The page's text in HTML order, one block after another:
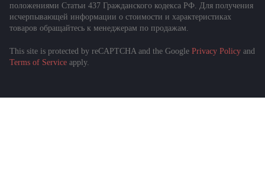
положениями Статьи 437 Гражданского кодекса РФ. Для получения
исчерпывающей информации о стоимости и характеристиках
товаров обращайтесь к менеджерам по продажам.
This site is protected by reCAPTCHA and the Google Privacy Policy and
Terms of Service apply.
Подобрать спецтехнику
за 1 минуту